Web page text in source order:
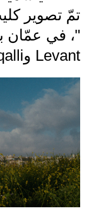
Levant وMohamed Sqalli.